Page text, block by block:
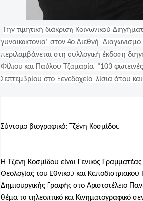
Την τιμητική διάκριση Κοινωνικού
γυναικοκτονια" στον 4ο Διεθνή
περιλαμβάνεται στη συλλογική έκδοση
Φίλιου και Παύλου Τζαμαρία "103
Σεπτεμβρίου στο Ξενοδοχείο Ιλίσια όπου
Σύντομο βιογραφικό: Τζένη Κοσμίδου
Η Τζένη Κοσμίδου είναι Γενικός
Θεολογίας του Εθνικού και
Δημιουργικής Γραφής στο Αριστοτέλειο
θέμα το τηλεοπτικό και Κινηματογραφικό